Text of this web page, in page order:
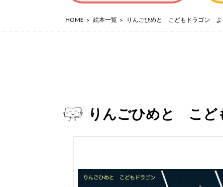
HOME 絵本一覧 りんごひめと こどもドラゴン
りんごひめと こ